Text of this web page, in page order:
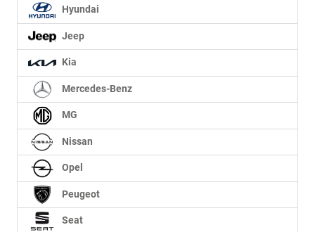
Hyundai
Jeep
Kia
Mercedes-Benz
MG
Nissan
Opel
Peugeot
Seat